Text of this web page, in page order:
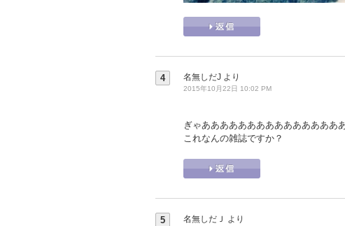
4 名無しだJ より
2015年10月22日 10:02 PM
ぎゃあああああああああああああああ
これなんの雑誌ですか？
5 名無しだＪ より